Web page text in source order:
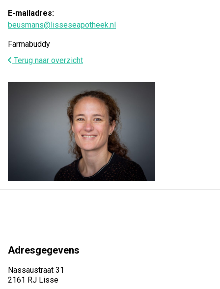
E-mailadres:
beusmans@lisseseapotheek.nl
Farmabuddy
Terug naar overzicht
Adresgegevens
Nassaustraat 31
2161 RJ Lisse